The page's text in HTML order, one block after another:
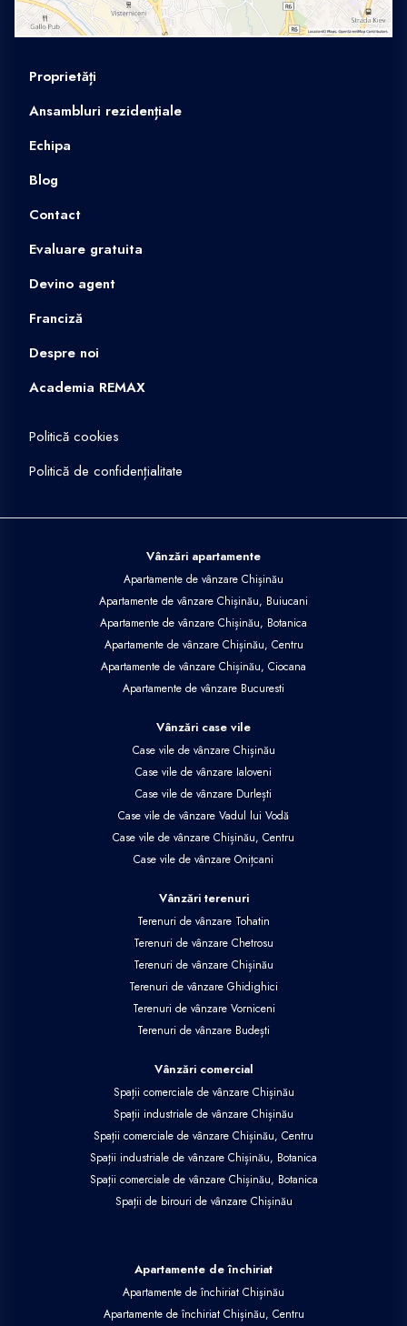
Proprietăți
Ansambluri rezidențiale
Echipa
Blog
Contact
Evaluare gratuita
Devino agent
Franciză
Despre noi
Academia REMAX
Politică cookies
Politică de confidențialitate
Vânzări apartamente
Apartamente de vânzare Chișinău
Apartamente de vânzare Chișinău, Buiucani
Apartamente de vânzare Chișinău, Botanica
Apartamente de vânzare Chișinău, Centru
Apartamente de vânzare Chișinău, Ciocana
Apartamente de vânzare Bucuresti
Vânzări case vile
Case vile de vânzare Chișinău
Case vile de vânzare Ialoveni
Case vile de vânzare Durlești
Case vile de vânzare Vadul lui Vodă
Case vile de vânzare Chișinău, Centru
Case vile de vânzare Onițcani
Vânzări terenuri
Terenuri de vânzare Tohatin
Terenuri de vânzare Chetrosu
Terenuri de vânzare Chișinău
Terenuri de vânzare Ghidighici
Terenuri de vânzare Vorniceni
Terenuri de vânzare Budești
Vânzări comercial
Spații comerciale de vânzare Chișinău
Spații industriale de vânzare Chișinău
Spații comerciale de vânzare Chișinău, Centru
Spații industriale de vânzare Chișinău, Botanica
Spații comerciale de vânzare Chișinău, Botanica
Spații de birouri de vânzare Chișinău
Apartamente de închiriat
Apartamente de închiriat Chișinău
Apartamente de închiriat Chișinău, Centru